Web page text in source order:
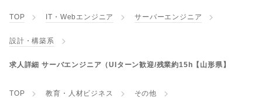
TOP IT・Webエンジニア サーバーエンジニア
設計・構築系
求人詳細 サーバエンジニア（UIターン歓迎/残業約15h【山形県】
TOP 教育・人材ビジネス その他